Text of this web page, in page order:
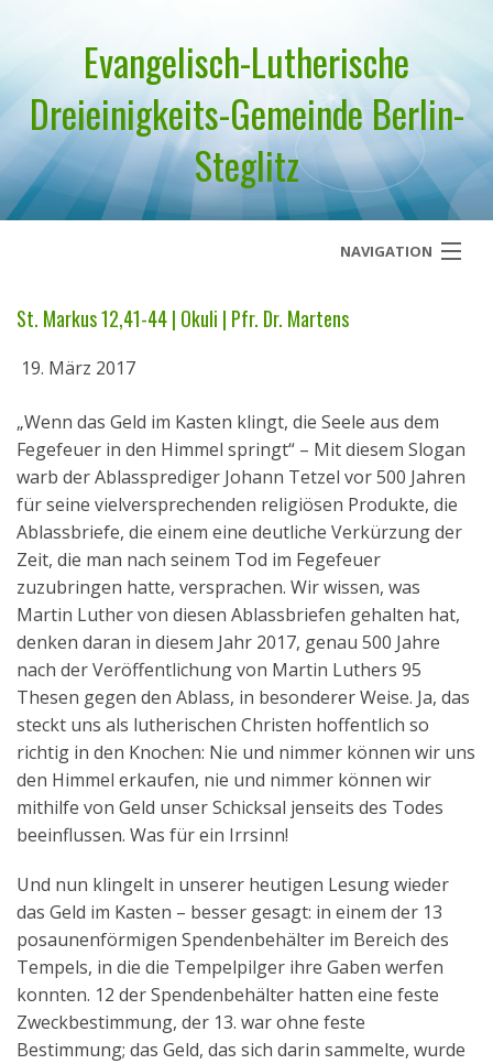
Evangelisch-Lutherische
Dreieinigkeits-Gemeinde Berlin-
Steglitz
NAVIGATION
Über uns
Geistliches Wort
Termine
Aktuelles
Kontakt
English
St. Markus 12,41-44 | Okuli | Pfr. Dr. Martens
19. März 2017
„Wenn das Geld im Kasten klingt, die Seele aus dem
Fegefeuer in den Himmel springt“ – Mit diesem Slogan
warb der Ablassprediger Johann Tetzel vor 500 Jahren
für seine vielversprechenden religiösen Produkte, die
Ablassbriefe, die einem eine deutliche Verkürzung der
Zeit, die man nach seinem Tod im Fegefeuer
zuzubringen hatte, versprachen. Wir wissen, was
Martin Luther von diesen Ablassbriefen gehalten hat,
denken daran in diesem Jahr 2017, genau 500 Jahre
nach der Veröffentlichung von Martin Luthers 95
Thesen gegen den Ablass, in besonderer Weise. Ja, das
steckt uns als lutherischen Christen hoffentlich so
richtig in den Knochen: Nie und nimmer können wir uns
den Himmel erkaufen, nie und nimmer können wir
mithilfe von Geld unser Schicksal jenseits des Todes
beeinflussen. Was für ein Irrsinn!
Und nun klingelt in unserer heutigen Lesung wieder
das Geld im Kasten – besser gesagt: in einem der 13
posaunenförmigen Spendenbehälter im Bereich des
Tempels, in die die Tempelpilger ihre Gaben werfen
konnten. 12 der Spendenbehälter hatten eine feste
Zweckbestimmung, der 13. war ohne feste
Bestimmung; das Geld, das sich darin sammelte, wurde